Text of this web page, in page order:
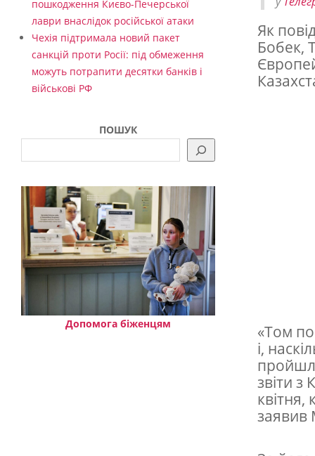
и
й
в
е
р
а
з
ь
к
Як
Бобек,
«Том
і,
звіти з
заявив
пошкодження Києво-Печерської
лаври внаслідок російської атаки
Чехія підтримала новий пакет
санкцій проти Росії: під обмеження
можуть потрапити десятки банків і
військові РФ
ПОШУК
Допомога біженцям